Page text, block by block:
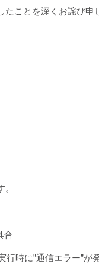
ことを深くお詫び申
合
行時に”通信エラー”が